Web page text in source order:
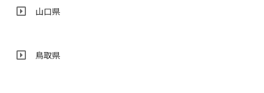
山口県
鳥取県